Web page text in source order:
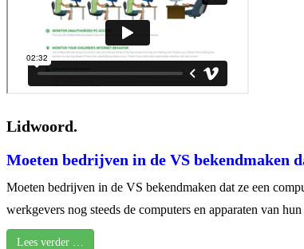
Lidwoord.
Moeten bedrijven in de VS bekendmaken
Moeten bedrijven in de VS bekendmaken dat ze een
werkgevers nog steeds de computers en apparaten van
Lees verder …